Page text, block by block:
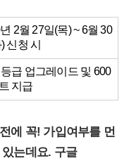
2월 27일(목) ~ 6월 30
신청 시
급 업그레이드 및 600
지급
에 꼭! 가입여부를 먼
는데요. 구글